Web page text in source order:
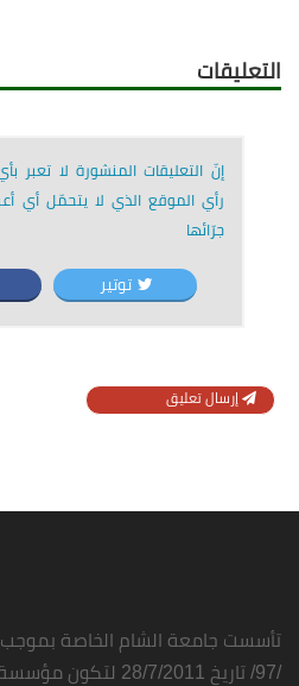
التعليقات
إنّ التعليقات المنشورة لا
رأي الموقع الذي لا يتحمّل أي
جرّائها
توتير
إرسال تعليق
تأسست جامعة الشام الخاصة
/97/ تاريخ 28/7/2011 لتكون مؤسسة رائدة في التعليم العالي.